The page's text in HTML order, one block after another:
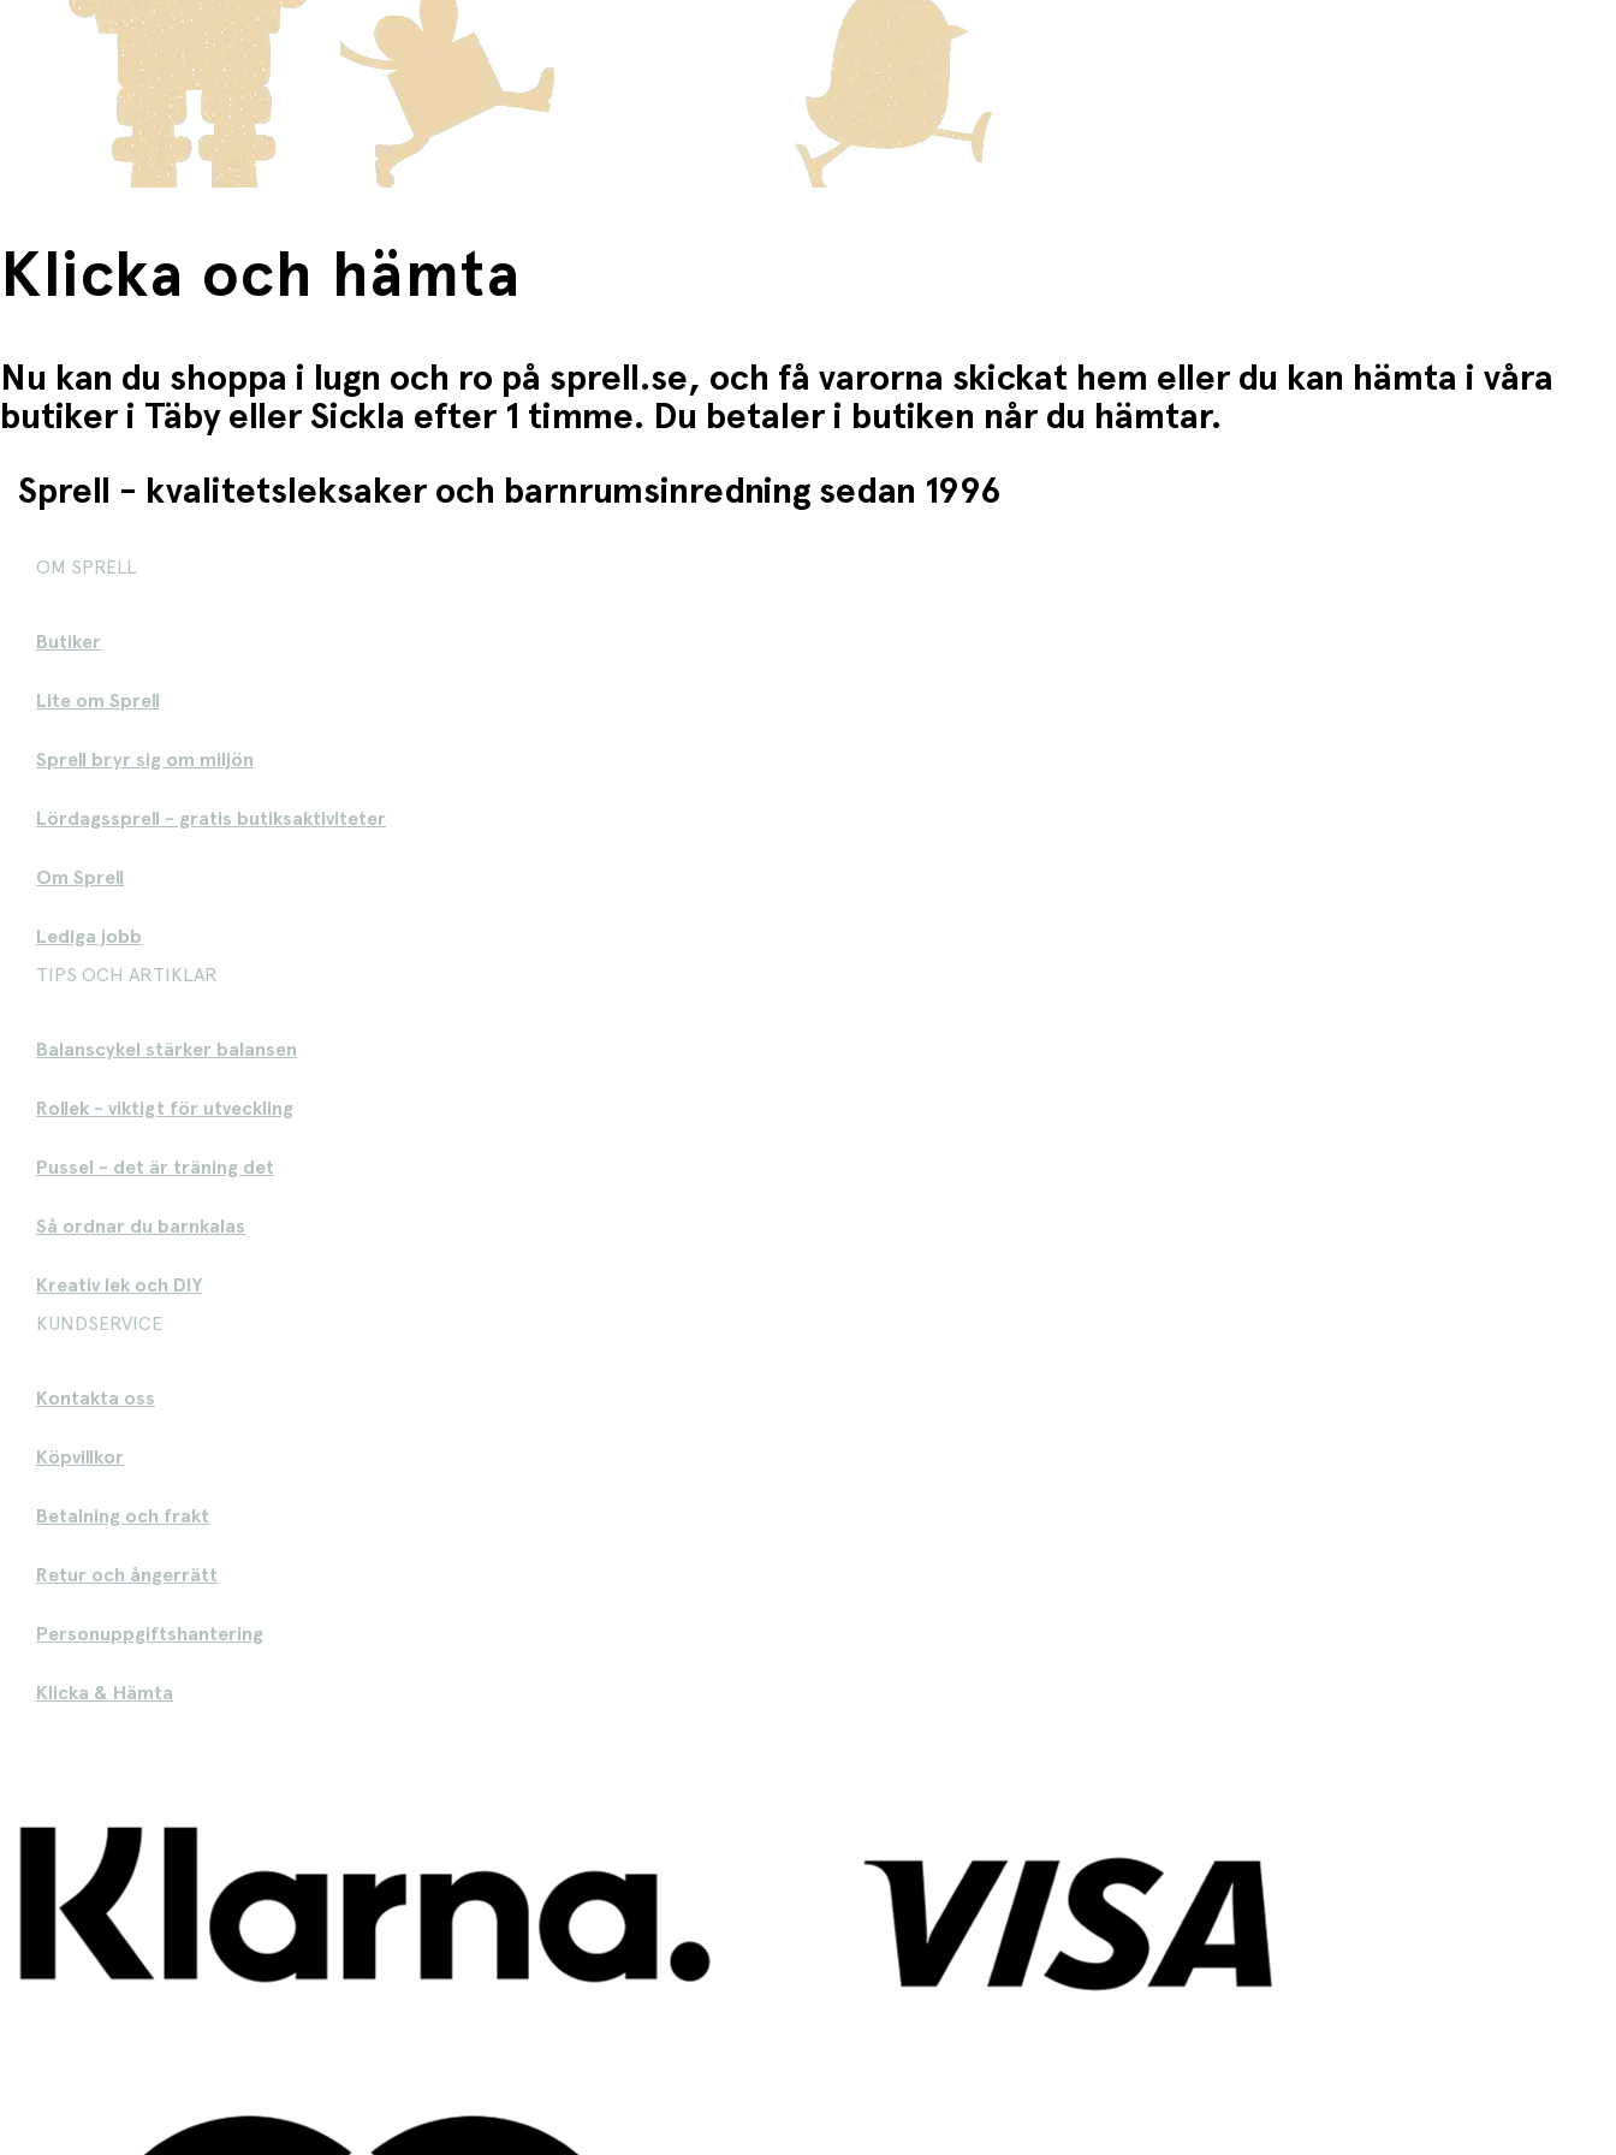
Klicka och hämta
Nu kan du shoppa i lugn och ro på sprell.se, och få varorna skickat hem eller du kan hämta i våra
butiker i Täby eller Sickla efter 1 timme. Du betaler i butiken når du hämtar.
Sprell - kvalitetsleksaker och barnrumsinredning sedan 1996
OM SPRELL
Butiker
Lite om Sprell
Sprell bryr sig om miljön
Lördagssprell - gratis butiksaktiviteter
Om Sprell
Lediga jobb
TIPS OCH ARTIKLAR
Balanscykel stärker balansen
Rollek - viktigt för utveckling
Pussel - det är träning det
Så ordnar du barnkalas
Kreativ lek och DIY
KUNDSERVICE
Kontakta oss
Köpvillkor
Betalning och frakt
Retur och ångerrätt
Personuppgiftshantering
Klicka & Hämta